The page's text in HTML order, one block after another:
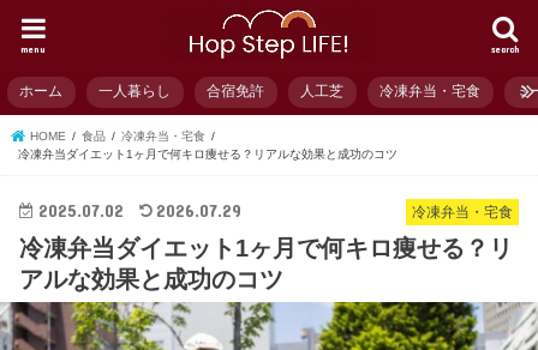
search
menu
ホーム 一人暮らし 合宿免許 人工芝 冷凍弁当・宅食 ミ
HOME 食品
冷凍弁当・宅食
冷凍弁当ダイエット1ヶ月で何キロ痩せる？リアルな効果と成功のコツ
冷凍弁当・宅食
2025.07.02 2026.07.29
冷凍弁当ダイエット1ヶ月で何キロ痩せる？リ
アルな効果と成功のコツ